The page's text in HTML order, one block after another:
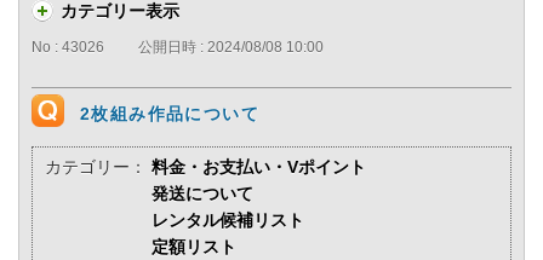
カテゴリー表示
No : 43026 公開日時 : 2024/08/08 10:00
2枚組み作品について
カテゴリー：
料金・お支払い・Vポイント
発送について
レンタル候補リスト
定額リスト